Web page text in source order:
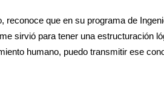
reconoce que en su programa de
sirvió para tener una estructuración
humano, puedo transmitir ese